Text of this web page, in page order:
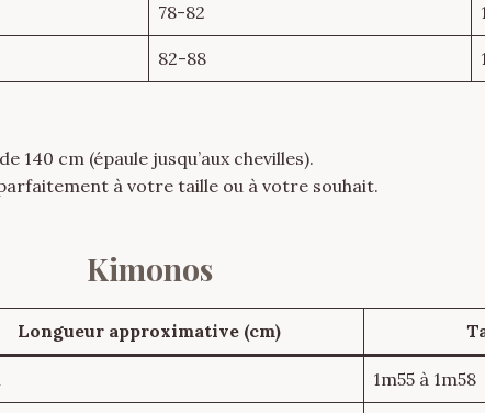
78-82
82-88
140 cm (épaule jusqu’aux chevilles).
à votre taille ou à votre souhait.
Kimonos
Longueur approximative (cm)
1m55 à 1m58